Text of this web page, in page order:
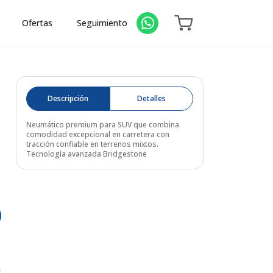
Ofertas Seguimiento
Descripción Detalles
Neumático premium para SUV que combina
comodidad excepcional en carretera con
tracción confiable en terrenos mixtos.
Tecnología avanzada Bridgestone